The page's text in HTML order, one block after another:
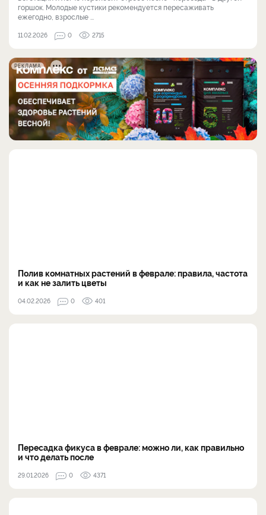
горшок. Молодые кустики рекомендуется пересаживать
ежегодно, взрослые ...
11.02.2026 0 2715
РЕКЛАМА
Полив комнатных растений в феврале: правила, частота
и как не залить цветы
04.02.2026 0 401
Пересадка фикуса в феврале: можно ли, как правильно
и что делать после
29.01.2026 0 4371